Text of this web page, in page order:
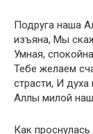
Подруга наша
изъяна, Мы
Умная,
Тебе желаем
страсти, И
Аллы милой
Как